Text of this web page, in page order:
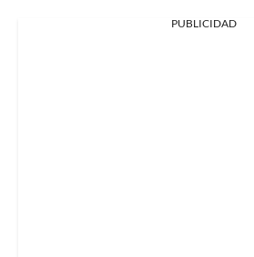
PUBLICIDAD